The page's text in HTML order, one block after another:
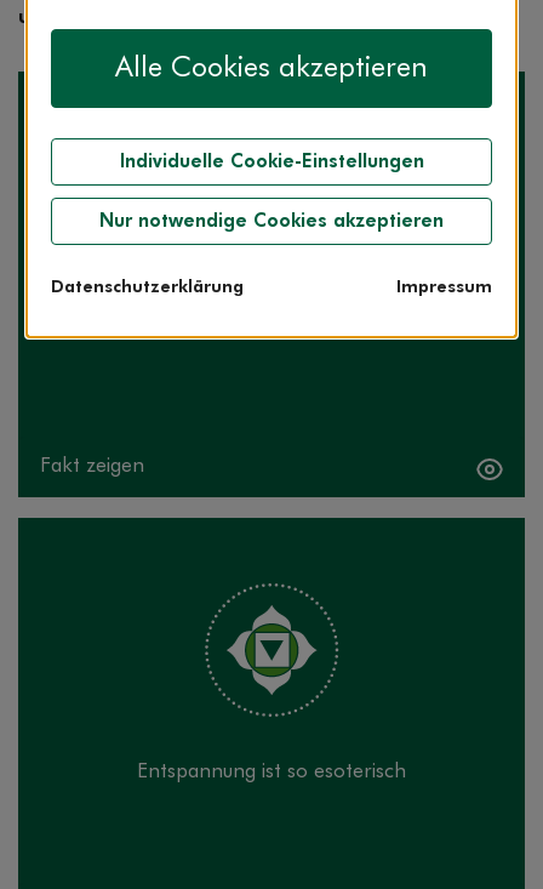
und was wirklich dran ist.
Fakt zeigen
Stimmt nicht! Entspannungsübungen helfen jedem,
Körper und Geist zu stärken – völlig unabhängig, ob
Frau oder Mann.
Fakt verbergen
Entspannung ist so esoterisch
Entspannungsmethoden schrecken viele Menschen
ab. Entspannung ist aber moderner geworden. Das
gemeinsame Beten und Singen beispielsweise ist in
vielen Yoga-Kursen kein Muss mehr.
Alle Cookies akzeptieren
Individuelle Cookie-Einstellungen
Nur notwendige Cookies akzeptieren
Datenschutzerklärung Impressum